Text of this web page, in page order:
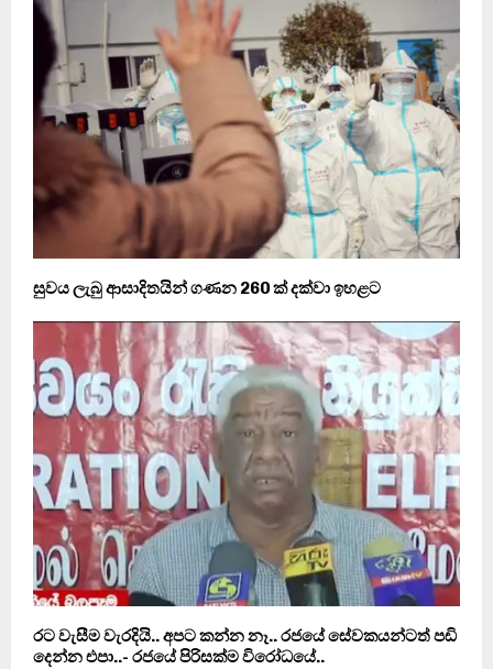
සුවය ලැබු ආසාදිතයින් ගණන 260 ක් දක්වා ඉහළට
රට වැසීම වැරදියි.. අපට කන්න නෑ.. රජයේ සේවකයන්ටත් පඩි
දෙන්න එපා..- රජයේ පිරිසක්ම විරෝධයේ..